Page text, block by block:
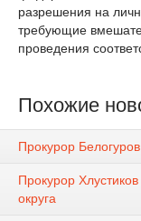
разрешения на
требующие
проведения
Похожие
Прокурор
Прокурор
округа